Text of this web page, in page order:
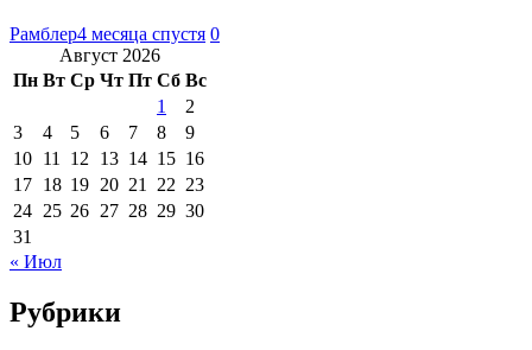
Рамблер4 месяца спустя 0
Август 2026
Пн Вт Ср Чт Пт Сб Вс
1
2
3
4 5 6 7 8
9
10 11 12 13 14 15 16
17 18 19 20 21 22 23
24 25 26 27 28 29 30
31
« Июл
Рубрики